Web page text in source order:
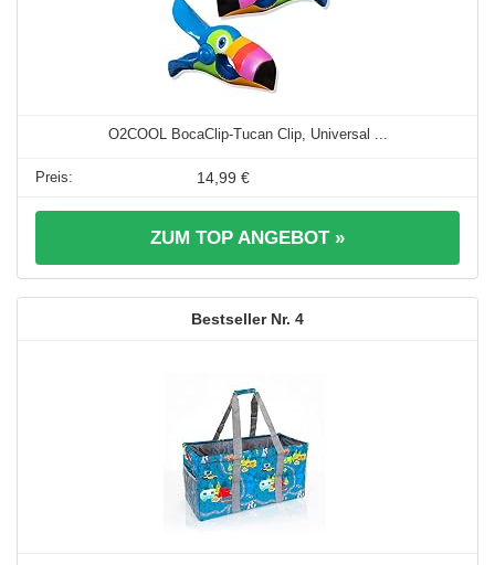
O2COOL BocaClip-Tucan Clip, Universal ...
14,99 €
ZUM TOP ANGEBOT »
4